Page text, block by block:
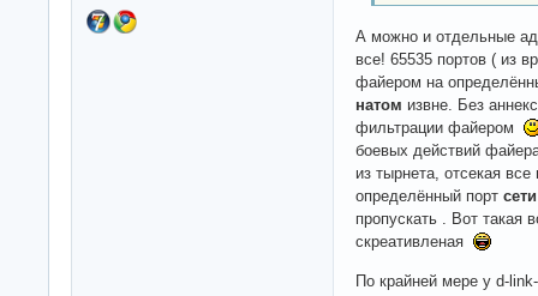
А можно и отдельные
все! 65535 портов ( из
файером на
натом извне. Без
фильтрации файером
боевых действий
из тырнета, отсекая все
определённый порт
пропускать . Вот такая
скреативленая
По крайней мере у d-